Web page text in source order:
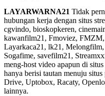
LAYARWARNA21 Tidak
hubungan kerja dengan situs
cgvindo, bioskopkeren,
kawanfilm21, Fmoviez,
Layarkaca21, lk21,
Sogafime, savefilm21,
meng-host video apapun di
hanya berisi tautan menuju
Drive, Uptobox, Racaty,
lainnya.